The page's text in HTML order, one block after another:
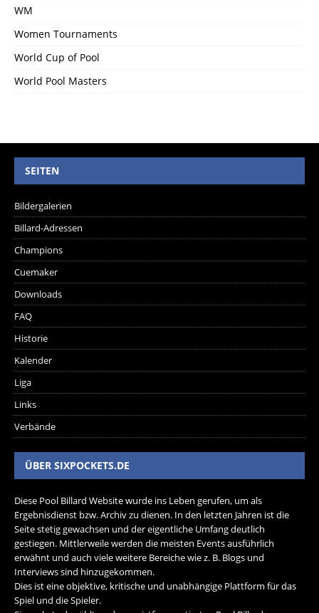
WM
Women Tournaments
World Cup of Pool
World Pool Masters
SEITEN
Bildergalerien
Billard-Adressen
Champions
Cuemaker
Downloads
FAQ
Historie
Kalender
Liga
Links
Verbände
ÜBER SIXPOCKETS.DE
Diese Pool Billard Website wurde ins Leben gerufen, um als
Ergebnisdienst bzw. Archiv zu dienen. In den letzten Jahren ist die
Seite stetig gewachsen und der eigentliche Umfang deutlich
gestiegen. Mittlerweile werden die meisten Events ausführlich
erwähnt und auch viele weitere Bereiche wie z. B. Blogs und
Interviews sind hinzugekommen.
Dies ist eine objektive, kritische und unabhängige Plattform für das
Spiel und die Spieler.